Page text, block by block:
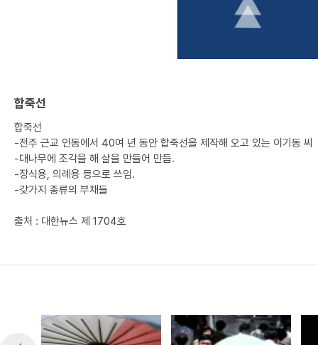
합죽선
합죽선
-전주 근교 인동에서 40여 년 동안 합죽선을 제작해 오고 있는 이기동 씨
-대나무에 조각을 해 살을 만들어 만듬.
-장식용, 의례용 등으로 쓰임.
-갖가지 종류의 부채들
출처 : 대한뉴스 제 1704호